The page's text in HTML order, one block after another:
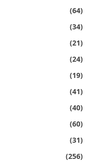
(64)
(34)
(21)
(24)
(19)
(41)
(40)
(60)
(31)
(256)